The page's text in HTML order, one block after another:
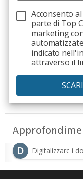
Acconsento
parte di Top
marketing
indicato
attraverso il
D
Digitalizzare i
D Documenti